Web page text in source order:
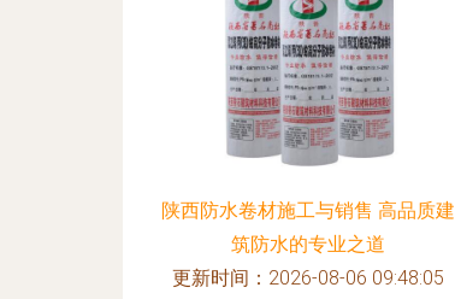
陕西防水卷材施工与销售 高品质建
筑防水的专业之道
更新时间：2026-08-06 09:48:05